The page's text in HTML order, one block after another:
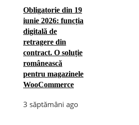
Obligatorie din 19
iunie 2026: funcția
digitală de
retragere din
contract. O soluție
românească
pentru magazinele
WooCommerce
3 săptămâni ago